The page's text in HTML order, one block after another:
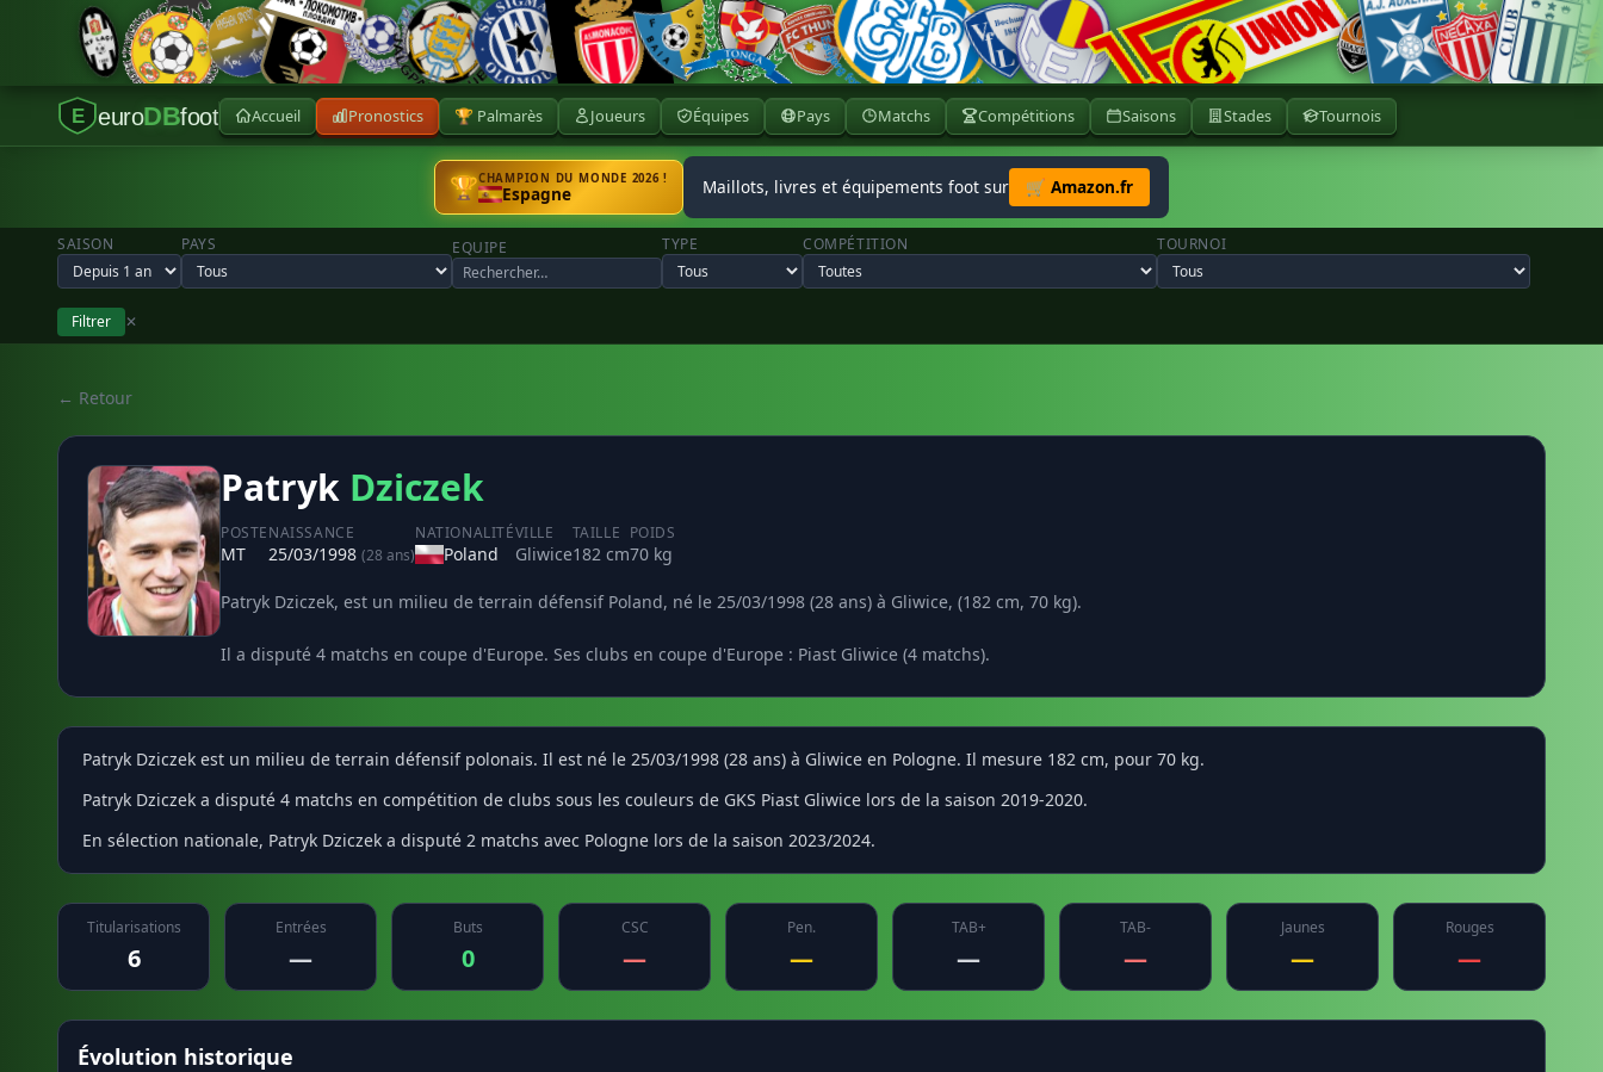
E euroDBfoot Accueil Pronostics 🏆 Palmarès Joueurs Équipes Pays Matchs Compétitions Saisons Stades Tournois
🏆CHAMPION DU MONDE 2026 !
Espagne Maillots, livres et équipements foot sur 🛒 Amazon.fr
SAISON PAYS EQUIPE TYPE COMPÉTITION TOURNOI
Filtrer ✕
← Retour
Patryk Dziczek
POSTE
MT
NAISSANCE
25/03/1998 (28 ans)
NATIONALITÉ
Poland
VILLE
Gliwice
TAILLE
182 cm
POIDS
70 kg
Patryk Dziczek, est un milieu de terrain défensif Poland, né le 25/03/1998 (28 ans) à Gliwice, (182 cm, 70 kg).
Il a disputé 4 matchs en coupe d'Europe. Ses clubs en coupe d'Europe : Piast Gliwice (4 matchs).
Patryk Dziczek est un milieu de terrain défensif polonais. Il est né le 25/03/1998 (28 ans) à Gliwice en Pologne. Il mesure 182 cm, pour 70 kg.
Patryk Dziczek a disputé 4 matchs en compétition de clubs sous les couleurs de GKS Piast Gliwice lors de la saison 2019-2020.
En sélection nationale, Patryk Dziczek a disputé 2 matchs avec Pologne lors de la saison 2023/2024.
Titularisations
6
Entrées
—
Buts
0
CSC
—
Pen.
—
TAB+
—
TAB-
—
Jaunes
—
Rouges
—
Évolution historique